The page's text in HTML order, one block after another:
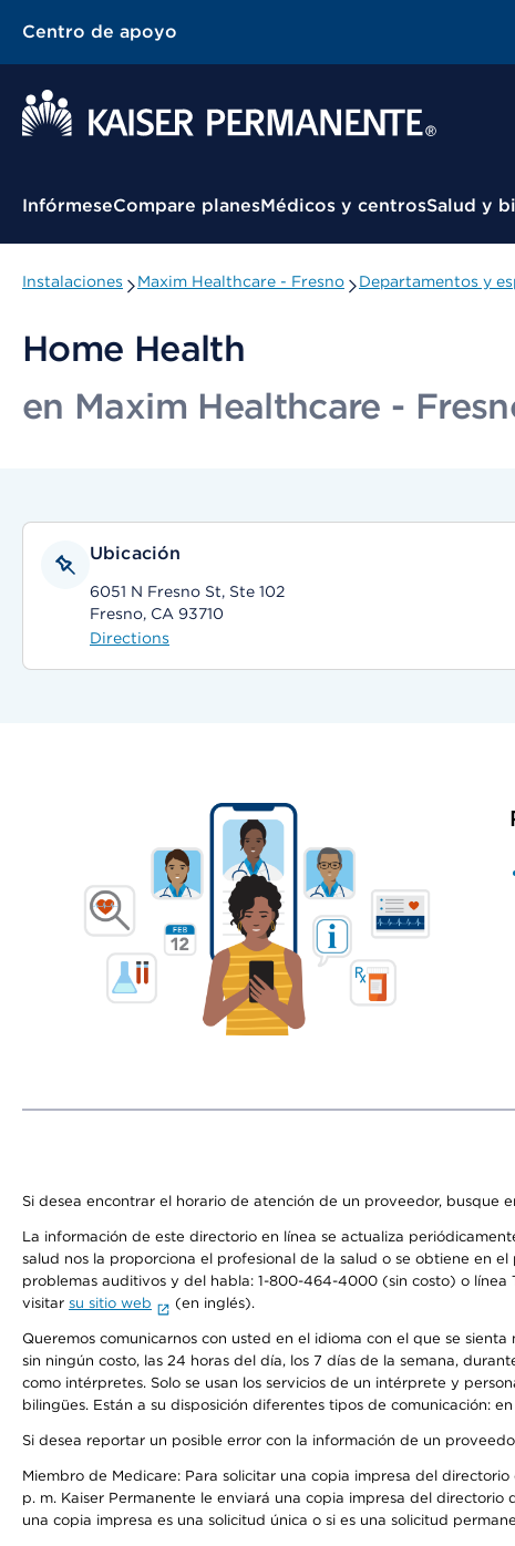
Centro de apoyo
Menú contextual
InfórmeseCompare planesMédicos y centrosSalud y
Instalaciones Maxim Healthcare - Fresno Departamentos y
Home Health
en Maxim Healthcare -
Ubicación
6051 N Fresno St, Ste 102
Fresno, CA 93710
Directions
Si desea encontrar el horario de atención de un proveedor, busque
La información de este directorio en línea se actualiza
salud nos la proporciona el profesional de la salud o se obtiene en
problemas auditivos y del habla: 1-800-464-4000 (sin costo) o línea
visitar su sitio web (en inglés).
Queremos comunicarnos con usted en el idioma con el que se
sin ningún costo, las 24 horas del día, los 7 días de la semana,
como intérpretes. Solo se usan los servicios de un intérprete y
bilingües. Están a su disposición diferentes tipos de comunicación:
Si desea reportar un posible error con la información de un
Miembro de Medicare: Para solicitar una copia impresa del
p. m. Kaiser Permanente le enviará una copia impresa del
una copia impresa es una solicitud única o si es una solicitud